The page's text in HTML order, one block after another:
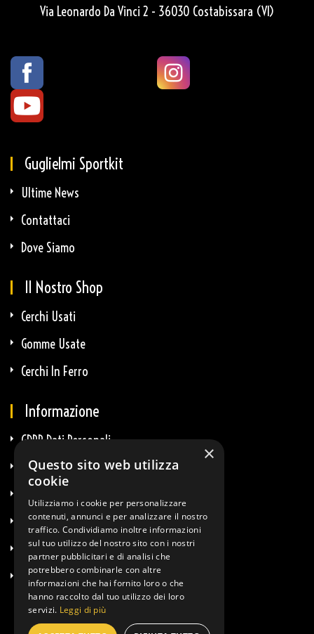
Via Leonardo Da Vinci 2 - 36030 Costabissara (VI)
Guglielmi Sportkit
Ultime News
Contattaci
Dove Siamo
Il Nostro Shop
Cerchi Usati
Gomme Usate
Cerchi In Ferro
Informazione
GDPR Dati Personali
GDPR E-Commerce
Termini & Condizioni
Diritto Di Recesso
Info Spedizioni
×
Questo sito web utilizza
cookie
Utilizziamo i cookie per personalizzare
contenuti, annunci e per analizzare il nostro
traffico. Condividiamo inoltre informazioni
sul tuo utilizzo del nostro sito con i nostri
partner pubblicitari e di analisi che
potrebbero combinarle con altre
informazioni che hai fornito loro o che
hanno raccolto dal tuo utilizzo dei loro
servizi. Leggi di più